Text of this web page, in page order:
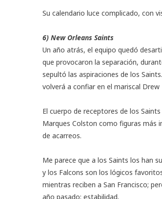
Su calendario luce complicado, con
6) New Orleans Saints
Un año atrás, el equipo quedó
que provocaron la separación,
sepultó las aspiraciones de los
volverá a confiar en el mariscal Drew
El cuerpo de receptores de los
Marques Colston como figuras más
de acarreos.
Me parece que a los Saints los han
y los Falcons son los lógicos
mientras reciben a San Francisco;
año pasado: estabilidad.